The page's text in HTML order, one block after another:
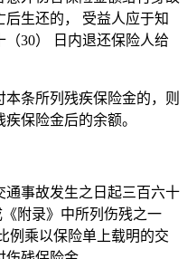
生还的， 受益人应于知
30） 日内退还保险人给
条所列残疾保险金的，则
保险金后的余额。
事故发生之日起三百六十
附录》中所列伤残之一
例乘以保险单上载明的交